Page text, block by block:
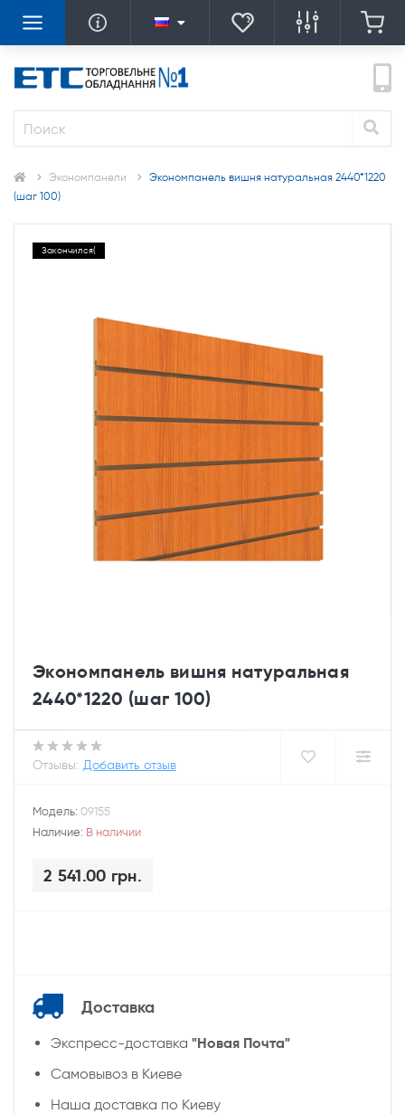
Экономпанели
Экономпанель вишня натуральная 2440*1220
(шаг 100)
Закончился(
Экономпанель вишня натуральная
2440*1220 (шаг 100)
Отзывы: Добавить отзыв
Модель: 09155
Наличие: В наличии
2 541.00 грн.
Доставка
Экспресс-доставка "Новая Почта"
Самовывоз в Киеве
Наша доставка по Киеву